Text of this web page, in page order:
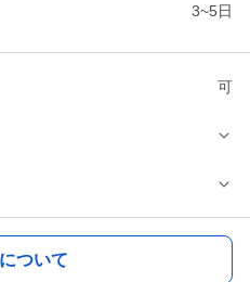
3~5日
可
ついて